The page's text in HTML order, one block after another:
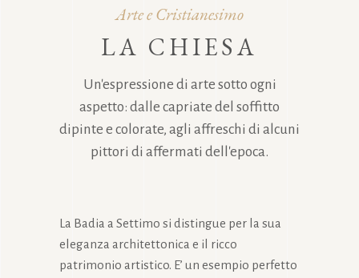
Arte e Cristianesimo
LA CHIESA
Un'espressione di arte sotto ogni
aspetto: dalle capriate del soffitto
dipinte e colorate, agli affreschi di alcuni
pittori di affermati dell'epoca.
La Badia a Settimo si distingue per la sua
eleganza architettonica e il ricco
patrimonio artistico. E’ un esempio perfetto